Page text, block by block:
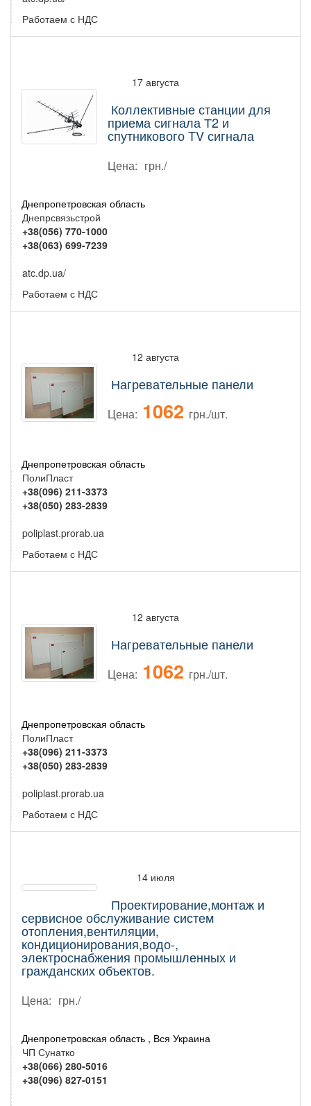
Работаем с НДС
17 августа
Коллективные станции для
приема сигнала Т2 и
спутникового TV сигнала
Цена: грн./
Днепропетровская область
Днепрсвязьстрой
+38(056) 770-1000
+38(063) 699-7239
atc.dp.ua/
Работаем с НДС
12 августа
Нагревательные панели
Цена: 1062 грн./шт.
Днепропетровская область
ПолиПласт
+38(096) 211-3373
+38(050) 283-2839
poliplast.prorab.ua
Работаем с НДС
12 августа
Нагревательные панели
Цена: 1062 грн./шт.
Днепропетровская область
ПолиПласт
+38(096) 211-3373
+38(050) 283-2839
poliplast.prorab.ua
Работаем с НДС
14 июля
Проектирование,монтаж и
сервисное обслуживание систем
отопления,вентиляции,
кондиционирования,водо-,
электроснабжения промышленных и
гражданских объектов.
Цена: грн./
Днепропетровская область , Вся Украина
ЧП Сунатко
+38(066) 280-5016
+38(096) 827-0151